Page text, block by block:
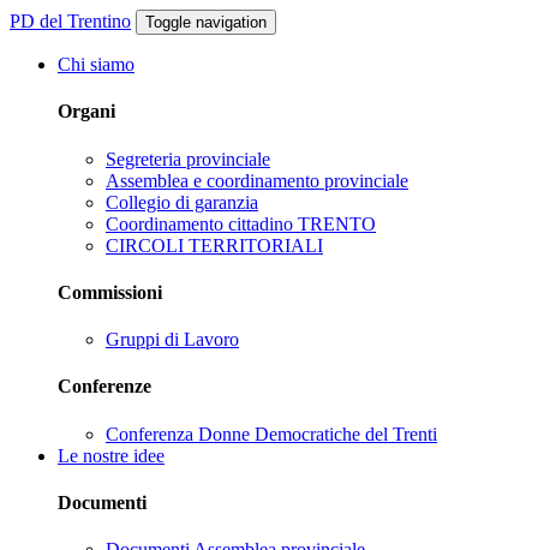
PD del Trentino Toggle navigation
Chi siamo
Organi
Segreteria provinciale
Assemblea e coordinamento provinciale
Collegio di garanzia
Coordinamento cittadino TRENTO
CIRCOLI TERRITORIALI
Commissioni
Gruppi di Lavoro
Conferenze
Conferenza Donne Democratiche del Trenti
Le nostre idee
Documenti